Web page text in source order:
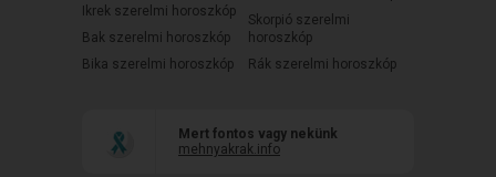
Ikrek szerelmi horoszkóp
Bak szerelmi horoszkóp
Bika szerelmi horoszkóp
Skorpió szerelmi
horoszkóp
Rák szerelmi horoszkóp
Mert fontos vagy nekünk
mehnyakrak.info